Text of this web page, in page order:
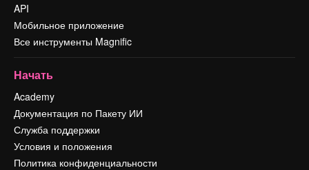
API
Мобильное приложение
Все инструменты Magnific
Начать
Academy
Документация по Пакету ИИ
Служба поддержки
Условия и положения
Политика конфиденциальности